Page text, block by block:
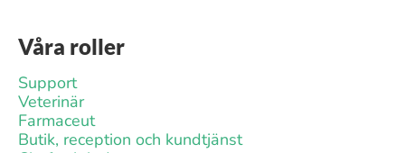
Våra roller
Support
Veterinär
Farmaceut
Butik, reception och kundtjänst